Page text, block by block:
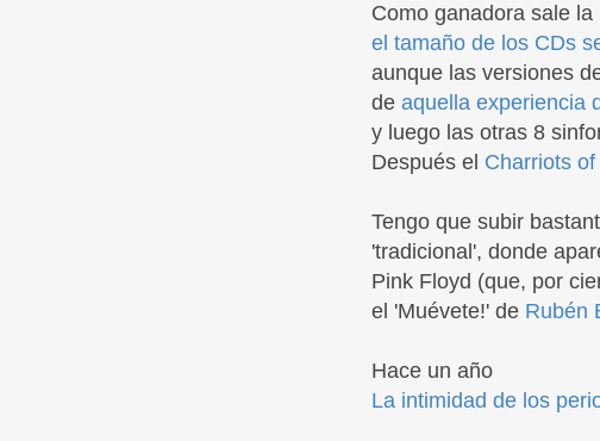
Como ganadora sale la
el tamaño de los CDs
aunque las versiones
de aquella experiencia
y luego las otras 8
Después el Charriots of
Tengo que subir
'tradicional', donde
Pink Floyd (que, por
el 'Muévete!' de Rubén
Hace un año
La intimidad de los